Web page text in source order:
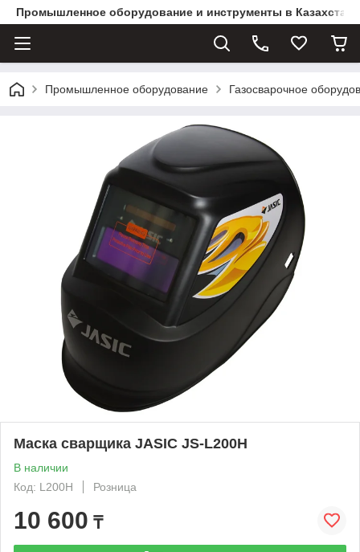
Промышленное оборудование и инструменты в
Промышленное оборудование Газосварочное
Маска сварщика JASIC JS-L200H
В наличии
Код: L200H
Розница
10 600 ₸